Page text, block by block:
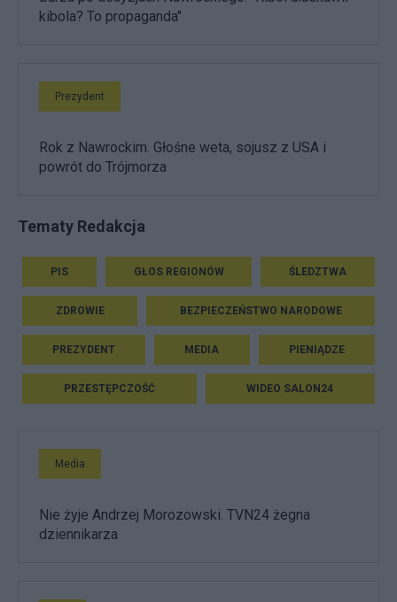
kibola? To propaganda"
Prezydent
Rok z Nawrockim. Głośne weta, sojusz z USA i
powrót do Trójmorza
Tematy Redakcja
PIS GŁOS REGIONÓW ŚLEDZTWA
ZDROWIE BEZPIECZEŃSTWO NARODOWE
PREZYDENT MEDIA PIENIĄDZE
PRZESTĘPCZOŚĆ WIDEO SALON24
Media
Nie żyje Andrzej Morozowski. TVN24 żegna
dziennikarza